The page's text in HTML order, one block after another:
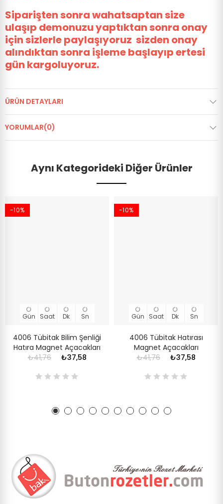
Siparişten sonra wahatsaptan size
ulaşıp demonuzu yaptıktan sonra onay
için sizlerle paylaşıyoruz sizden onay
alındıktan sonra işleme başlayıp ertesi
gün kargoluyoruz.
ÜRÜN DETAYLARI
YORUMLAR(0)
Aynı Kategorideki Diğer Ürünler
-10%
Gün Saat Dk Sn
4006 Tübitak Bilim Şenliği
Hatıra Magnet Açacakları
₺41,76
₺37,58
-10%
Gün Saat Dk Sn
4006 Tübitak Hatırası
Magnet Açacakları
₺41,76
₺37,58